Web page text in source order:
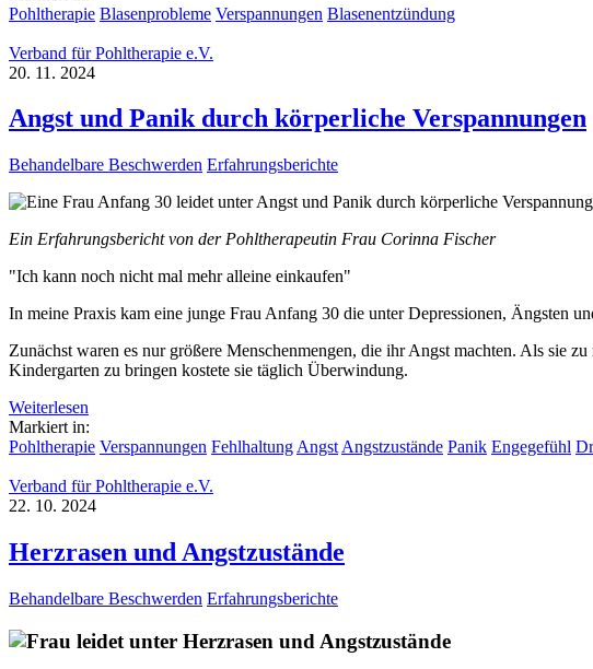
Pohltherapie Blasenprobleme Verspannungen Blasenentzündung
Verband für Pohltherapie e.V.
20. 11. 2024
Angst und Panik durch körperliche Verspannungen
Behandelbare Beschwerden Erfahrungsberichte
Ein Erfahrungsbericht von der Pohltherapeutin Frau Corinna Fischer
"Ich kann noch nicht mal mehr alleine einkaufen"
In meine Praxis kam eine junge Frau Anfang 30 die unter Depressionen, Ängsten
Zunächst waren es nur größere Menschenmengen, die ihr Angst machten. Als sie
Kindergarten zu bringen kostete sie täglich Überwindung.
Weiterlesen
Markiert in:
Pohltherapie Verspannungen Fehlhaltung Angst Angstzustände Panik Engegefühl
Verband für Pohltherapie e.V.
22. 10. 2024
Herzrasen und Angstzustände
Behandelbare Beschwerden Erfahrungsberichte